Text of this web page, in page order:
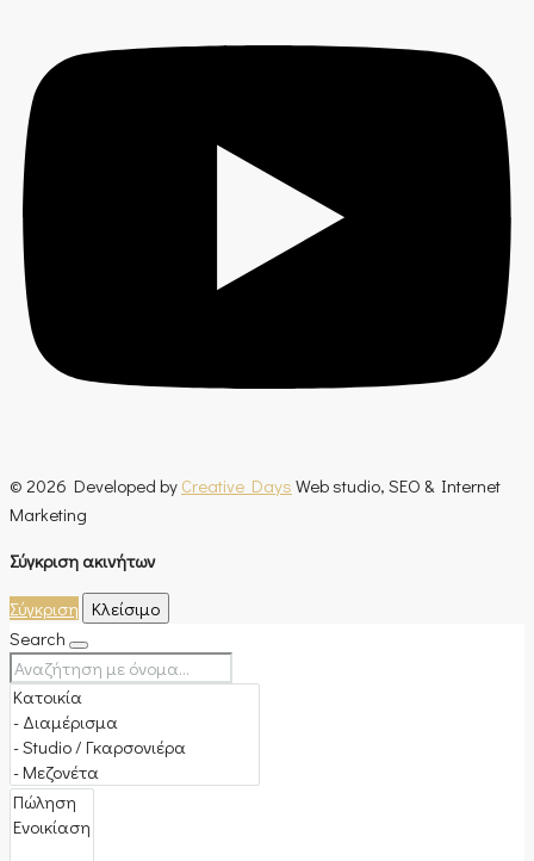
© 2026 Developed by Creative Days Web studio, SEO & Internet
Marketing
Σύγκριση ακινήτων
Σύγκριση
Κλείσιμο
Search